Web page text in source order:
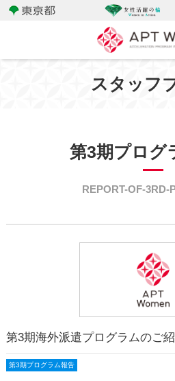
スタッフ
第3期プログ
REPORT-OF-3RD-
第3期海外派遣プログラムのご
第3期プログラム報告